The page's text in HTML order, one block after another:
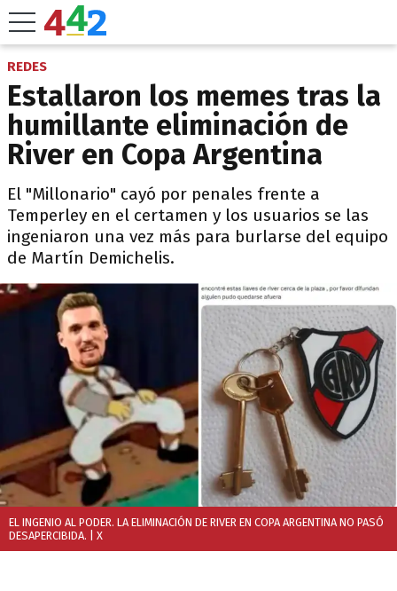
REDES
Estallaron los memes tras la
humillante eliminación de
River en Copa Argentina
El "Millonario" cayó por penales frente a
Temperley en el certamen y los usuarios se las
ingeniaron una vez más para burlarse del equipo
de Martín Demichelis.
EL INGENIO AL PODER. LA ELIMINACIÓN DE RIVER EN COPA ARGENTINA NO PASÓ
DESAPERCIBIDA. | X